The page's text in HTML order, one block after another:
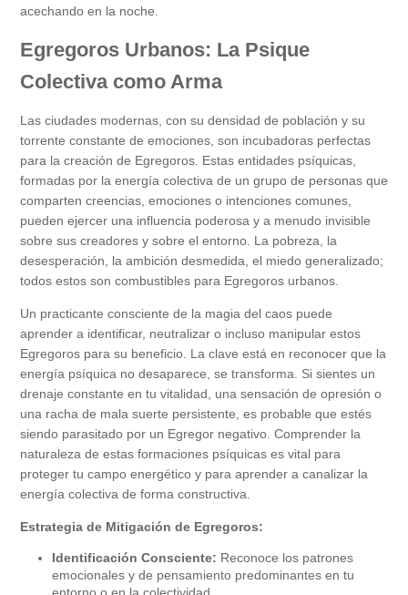
acechando en la noche.
Egregoros Urbanos: La Psique
Colectiva como Arma
Las ciudades modernas, con su densidad de población y su
torrente constante de emociones, son incubadoras perfectas
para la creación de Egregoros. Estas entidades psíquicas,
formadas por la energía colectiva de un grupo de personas que
comparten creencias, emociones o intenciones comunes,
pueden ejercer una influencia poderosa y a menudo invisible
sobre sus creadores y sobre el entorno. La pobreza, la
desesperación, la ambición desmedida, el miedo generalizado;
todos estos son combustibles para Egregoros urbanos.
Un practicante consciente de la magia del caos puede
aprender a identificar, neutralizar o incluso manipular estos
Egregoros para su beneficio. La clave está en reconocer que la
energía psíquica no desaparece, se transforma. Si sientes un
drenaje constante en tu vitalidad, una sensación de opresión o
una racha de mala suerte persistente, es probable que estés
siendo parasitado por un Egregor negativo. Comprender la
naturaleza de estas formaciones psíquicas es vital para
proteger tu campo energético y para aprender a canalizar la
energía colectiva de forma constructiva.
Estrategia de Mitigación de Egregoros:
Identificación Consciente: Reconoce los patrones
emocionales y de pensamiento predominantes en tu